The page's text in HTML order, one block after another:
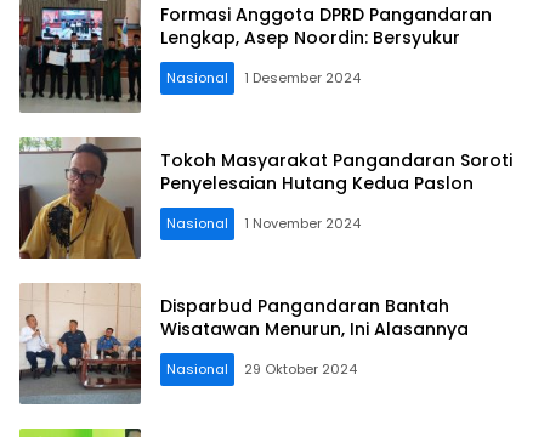
Formasi Anggota DPRD Pangandaran
Lengkap, Asep Noordin: Bersyukur
Nasional 1 Desember 2024
Tokoh Masyarakat Pangandaran Soroti
Penyelesaian Hutang Kedua Paslon
Nasional 1 November 2024
Disparbud Pangandaran Bantah
Wisatawan Menurun, Ini Alasannya
Nasional 29 Oktober 2024